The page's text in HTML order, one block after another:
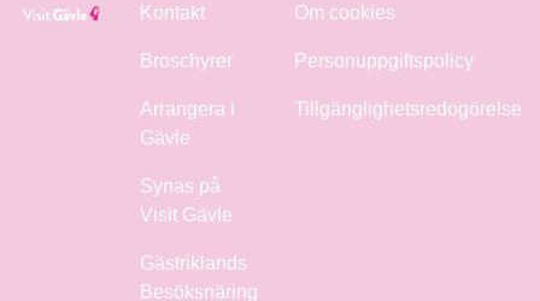
Kontakt
Broschyrer
Arrangera i
Gävle
Synas på
Visit Gävle
Gästriklands
Besöksnäring
Om cookies
Personuppgiftspolicy
Tillgänglighetsredogörelse